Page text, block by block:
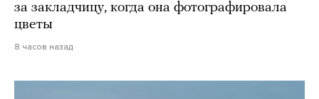
за закладчицу, когда она фотографировала
цветы
8 часов назад